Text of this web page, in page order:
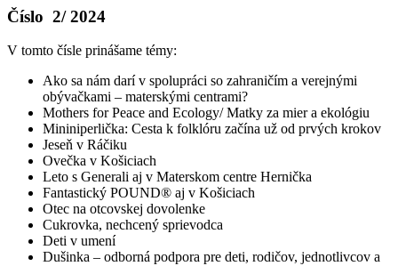
Číslo 2/ 2024
V tomto čísle prinášame témy:
Ako sa nám darí v spolupráci so zahraničím a verejnými
obývačkami – materskými centrami?
Mothers for Peace and Ecology/ Matky za mier a ekológiu
Mininiperlička: Cesta k folklóru začína už od prvých krokov
Jeseň v Ráčiku
Ovečka v Košiciach
Leto s Generali aj v Materskom centre Hernička
Fantastický POUND® aj v Košiciach
Otec na otcovskej dovolenke
Cukrovka, nechcený sprievodca
Deti v umení
Dušinka – odborná podpora pre deti, rodičov, jednotlivcov a